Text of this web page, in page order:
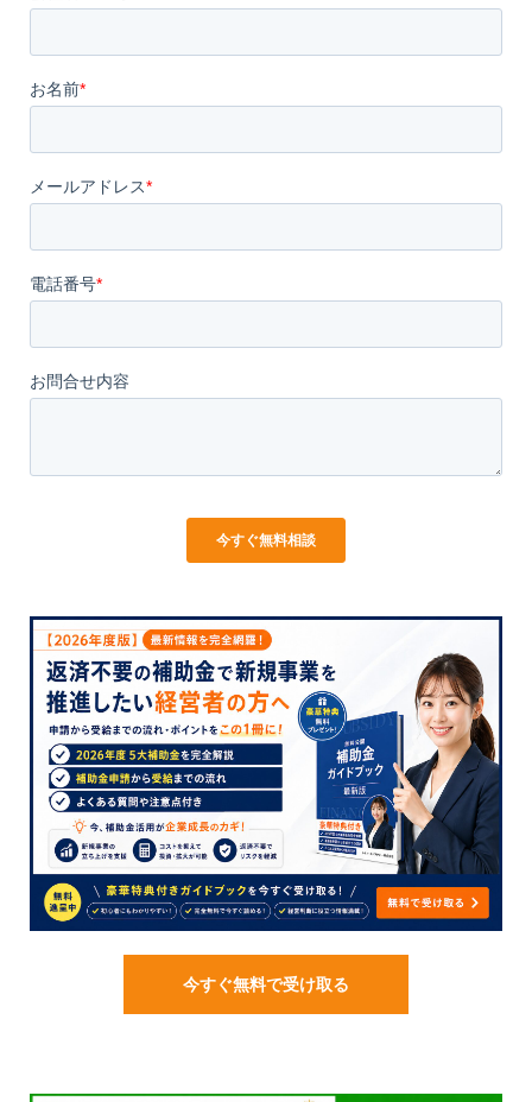
今すぐ無料で受け取る